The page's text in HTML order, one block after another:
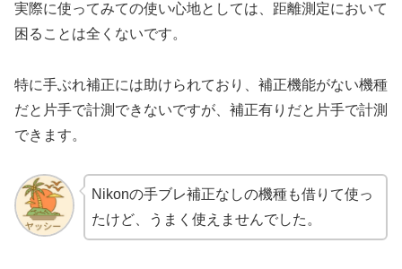
実際に使ってみての使い心地としては、距離測定において
困ることは全くないです。
特に手ぶれ補正には助けられており、補正機能がない機種
だと片手で計測できないですが、補正有りだと片手で計測
できます。
Nikonの手ブレ補正なしの機種も借りて使っ
たけど、うまく使えませんでした。